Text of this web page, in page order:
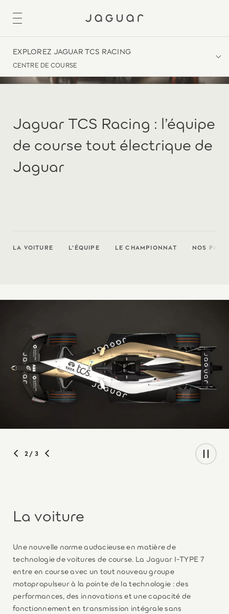
EXPLOREZ JAGUAR TCS RACING
CENTRE DE COURSE
Jaguar TCS Racing : l’équipe
de course tout électrique de
Jaguar
LA VOITURE L'ÉQUIPE LE CHAMPIONNAT NOS
2 / 3
La voiture
Une nouvelle norme audacieuse en matière de
technologie de voitures de course. La Jaguar I-TYPE 7
entre en course avec un tout nouveau groupe
motopropulseur à la pointe de la technologie : des
performances, des innovations et une capacité de
fonctionnement en transmission intégrale sans